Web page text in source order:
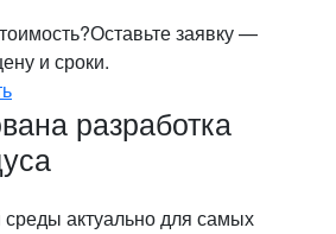
Оставьте заявку —
и сроки.
разработка
актуально для самых